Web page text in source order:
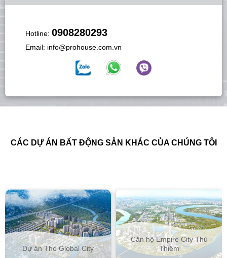
Hotline: 0908280293
Email: info@prohouse.com.vn
CÁC DỰ ÁN BẤT ĐỘNG SẢN KHÁC CỦA CHÚNG TÔI
Căn hộ Empire City Thủ
Thiêm
Bất động sản tại TP.
Minh